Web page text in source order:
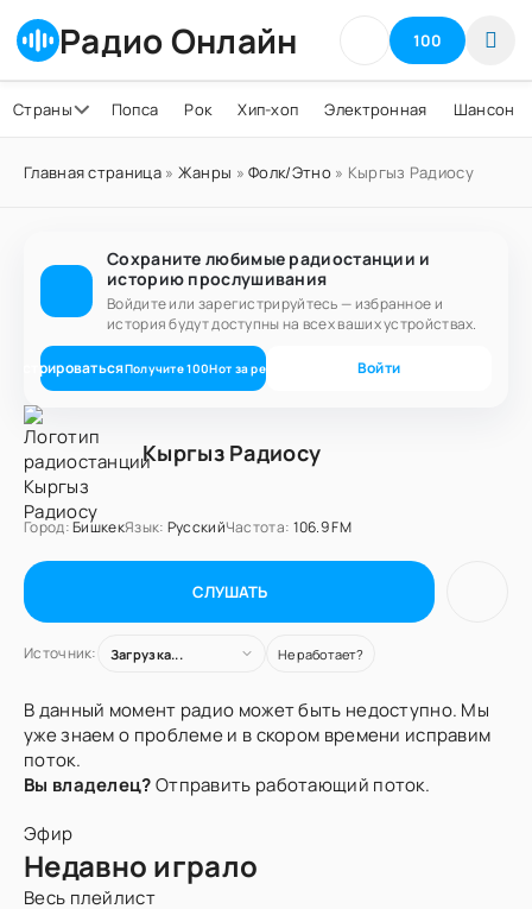
Радио Онлайн 100
Страны Попса Рок Хип-хоп Электронная Шансон
Главная страница» Жанры »Фолк/Этно» Кыргыз Радиосу
Сохраните любимые радиостанции и
историю прослушивания
Войдите или зарегистрируйтесь — избранное и
история будут доступны на всех ваших устройствах.
Получите100Нот за регистрацию Войти
Кыргыз Радиосу
Город:БишкекЯзык: РусскийЧастота: 106.9 FM
СЛУШАТЬ
Источник: Загрузка... Не работает?
В данный момент радио может быть недоступно. Мы
уже знаем о проблеме и в скором времени исправим
поток.
Вы владелец?Отправить работающий поток.
Эфир
Недавно играло
Весь плейлист